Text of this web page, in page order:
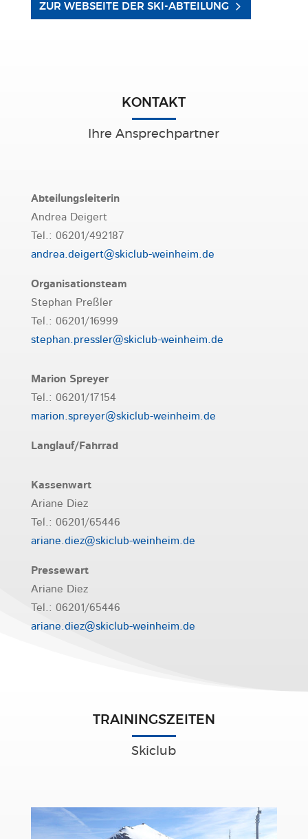
ZUR WEBSEITE DER SKI-ABTEILUNG
KONTAKT
Ihre Ansprechpartner
Abteilungsleiterin
Andrea Deigert
Tel.: 06201/492187
andrea.deigert@skiclub-weinheim.de
Organisationsteam
Stephan Preßler
Tel.: 06201/16999
stephan.pressler@skiclub-weinheim.de
Marion Spreyer
Tel.: 06201/17154
marion.spreyer@skiclub-weinheim.de
Langlauf/Fahrrad
Kassenwart
Ariane Diez
Tel.: 06201/65446
ariane.diez@skiclub-weinheim.de
Pressewart
Ariane Diez
Tel.: 06201/65446
ariane.diez@skiclub-weinheim.de
TRAININGSZEITEN
Skiclub